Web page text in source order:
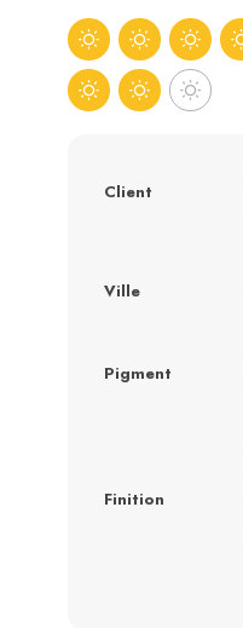
Client
Ville
Pigment
Finition